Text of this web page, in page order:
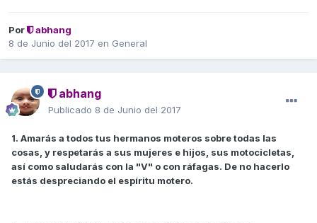
Por
abhang
8 de Junio del 2017 en General
abhang
Publicado 8 de Junio del 2017
1. Amarás a todos tus hermanos moteros sobre todas las
cosas, y respetarás a sus mujeres e hijos, sus motocicletas,
así como saludarás con la "V" o con ráfagas. De no hacerlo
estás despreciando el espíritu motero.